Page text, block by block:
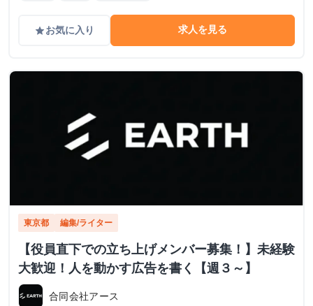
gradeお気に入り 求人を見る
東京都 編集/ライター
【役員直下での立ち上げメンバー募集！】未経験
大歓迎！人を動かす広告を書く【週３～】
合同会社アース